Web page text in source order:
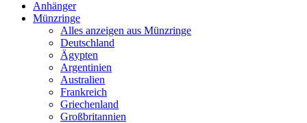
Anhänger
Münzringe
Alles anzeigen aus Münzringe
Deutschland
Ägypten
Argentinien
Australien
Frankreich
Griechenland
Großbritannien